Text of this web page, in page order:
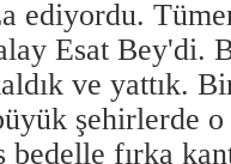
ediyordu.
Esat Bey'di.
ve yattık.
şehirlerde
bedelle fırka